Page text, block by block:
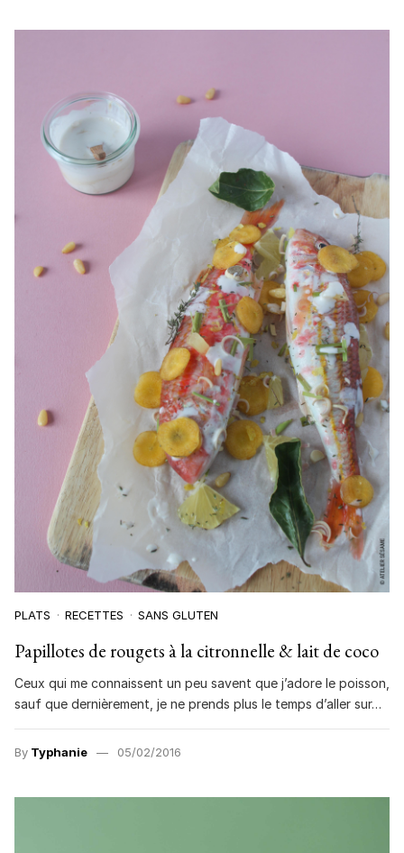
PLATS RECETTES SANS GLUTEN
Papillotes de rougets à la citronnelle & lait de coco
Ceux qui me connaissent un peu savent que j’adore le poisson,
sauf que dernièrement, je ne prends plus le temps d’aller sur…
By Typhanie 05/02/2016